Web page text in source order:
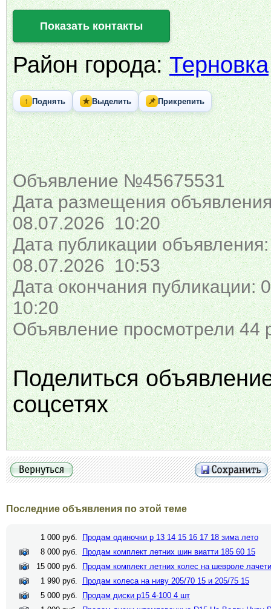
Показать контакты
Район города:Терновка
↑ Поднять ★ Выделить 📌 Прикрепить
Объявление №45675531
Дата размещения
08.07.2026 10:20
Дата публикации объявления:
08.07.2026 10:53
Дата окончания публикации:
10:20
Объявление просмотрели 44
Поделиться
соцсетях
Последние объявления по этой теме
1 000 руб.
Продам одиночки р 13 14 15 16 17 18 зима лето
8 000 руб.
Продам комплект летних шин виатти 185 60 15
15 000 руб.
Продам комплект летних колес на шевроле
1 990 руб.
Продам колеса на ниву 205/70 15 и 205/75 15
5 000 руб.
Продам диски р15 4-100 4 шт